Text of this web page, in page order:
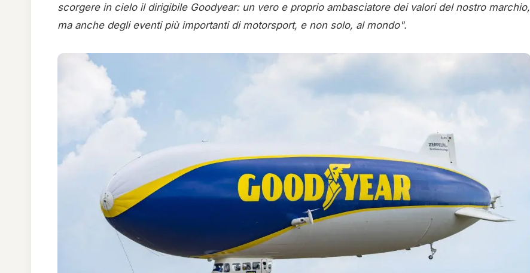
scorgere in cielo il dirigibile Goodyear: un vero e proprio ambasciatore dei valori del nostro marchio,
ma anche degli eventi più importanti di motorsport, e non solo, al mondo".